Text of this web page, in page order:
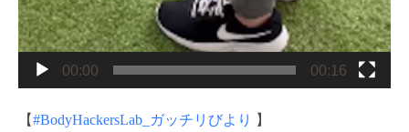
00:00 00:16
【#BodyHackersLab_ガッチリびより
】